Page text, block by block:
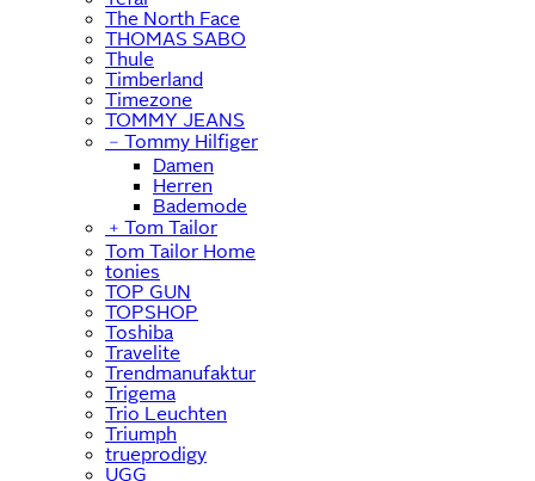
The North Face
THOMAS SABO
Thule
Timberland
Timezone
TOMMY JEANS
﹣ Tommy Hilfiger
Damen
Herren
Bademode
﹢ Tom Tailor
Tom Tailor Home
tonies
TOP GUN
TOPSHOP
Toshiba
Travelite
Trendmanufaktur
Trigema
Trio Leuchten
Triumph
trueprodigy
UGG